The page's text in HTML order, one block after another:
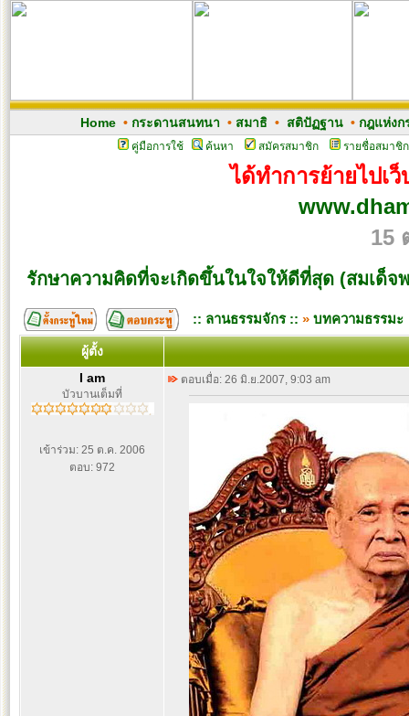
Home• กระดานสนทนา • สมาธิ• สติปัฏฐาน• กฎแห่งก
คู่มือการใช้ ค้นหา สมัครสมาชิก รายชื่อสมาชิก
ได้ทำการย้ายไปเ
15
รักษาความคิดที่จะเกิดขึ้นในใจให้ดีที่สุด (สมเด็จ
:: ลานธรรมจักร :: » บทความธรรมะ
ผู้ตั้ง
I am
บัวบานเต็มที่
เข้าร่วม: 25 ต.ค. 2006
ตอบ: 972
ตอบเมื่อ: 26 มิ.ย.2007, 9:03 am